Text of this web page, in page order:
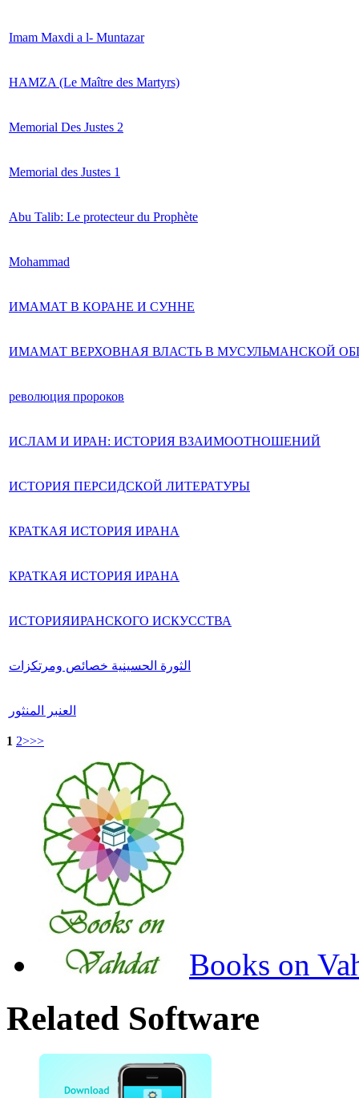
Imam Maxdi a l- Muntazar
HAMZA (Le Maître des Martyrs)
Memorial Des Justes 2
Memorial des Justes 1
Abu Talib: Le protecteur du Prophète
Mohammad
ИМАМАТ В КОРАНЕ И СУННЕ
ИМАМАТ ВЕРХОВНАЯ ВЛАСТЬ В МУСУЛЬМАНСКОЙ
революция пророков
ИСЛАМ И ИРАН: ИСТОРИЯ ВЗАИМООТНОШЕНИЙ
ИСТОРИЯ ПЕРСИДСКОЙ ЛИТЕРАТУРЫ
КРАТКАЯ ИСТОРИЯ ИРАНА
КРАТКАЯ ИСТОРИЯ ИРАНА
ИСТОРИЯИРАНСКОГО ИСКУССТВА
الثورة الحسينية خصائص ومرتكزات
العنبر المنثور
1 2>>>
Books on
Related Software